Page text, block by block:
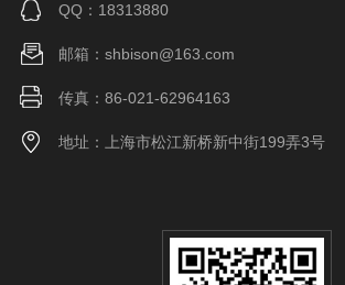
QQ：18313880
邮箱：shbison@163.com
传真：86-021-62964163
地址：上海市松江新桥新中街199弄3号